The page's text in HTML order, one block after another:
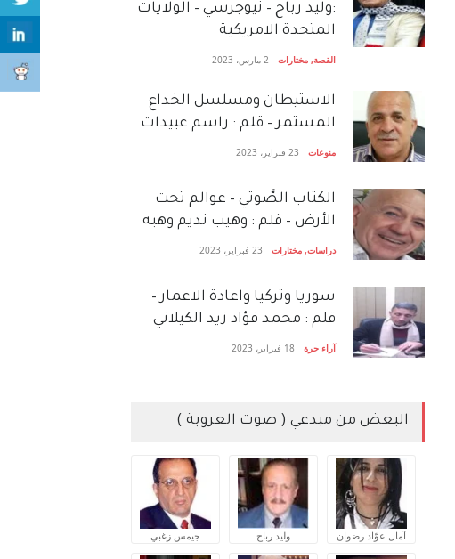
:وليد رباح – نيوجرسي – الولايات
المتحدة الامريكية
القصة, مختارات 2 مارس، 2023
الاستيطان ومسلسل الخداع
المستمر – قلم : راسم عبيدات
منوعات 23 فبراير، 2023
الكتاب الصَّوتي – عوالم تحت
الأرض – قلم : وهيب نديم وهبه
دراسات, مختارات 23 فبراير، 2023
سوريا وتركيا واعادة الاعمار –
قلم : محمد فؤاد زيد الكيلاني
آراء حرة 18 فبراير، 2023
البعض من مبدعي ( صوت العروبة )
آمال عوّاد رضوان وليد رباح جيمس زغبي